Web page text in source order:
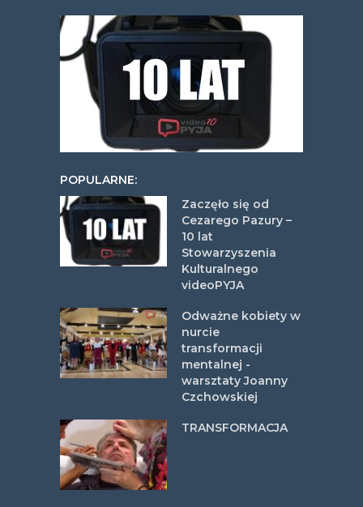
POPULARNE:
Zaczęło się od
Cezarego Pazury –
10 lat
Stowarzyszenia
Kulturalnego
videoPYJA
Odważne kobiety w
nurcie
transformacji
mentalnej -
warsztaty Joanny
Czchowskiej
TRANSFORMACJA